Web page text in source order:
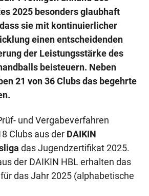
2025 besonders glaubhaft
sie mit kontinuierlicher
einen entscheidenden
der Leistungsstärke des
beisteuern. Neben
21 von 36 Clubs das begehrte
und Vergabeverfahren
Clubs aus der DAIKIN
das Jugendzertifikat 2025.
der DAIKIN HBL erhalten das
das Jahr 2025 (alphabetische